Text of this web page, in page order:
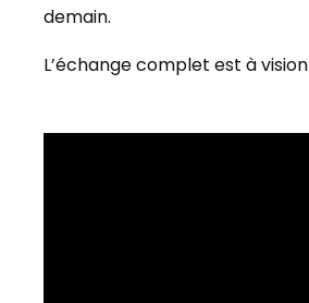
demain.
L’échange complet est à